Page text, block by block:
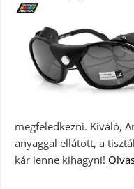
megfeledkezni. Kiváló,
anyaggal ellátott, a
kár lenne kihagyni!